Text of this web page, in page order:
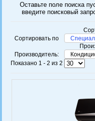
Оставьте поле поиска
введите поисковый
Сортировать по
Производитель:
Показано 1 - 2 из 2